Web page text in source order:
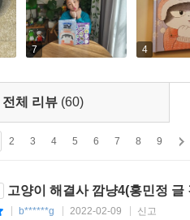
7 4
전체 리뷰 (60)
2 3 4 5 6 7 8 9
고양이 해결사 깜냥4(홍민정 글
b******g 2022-02-09 신고